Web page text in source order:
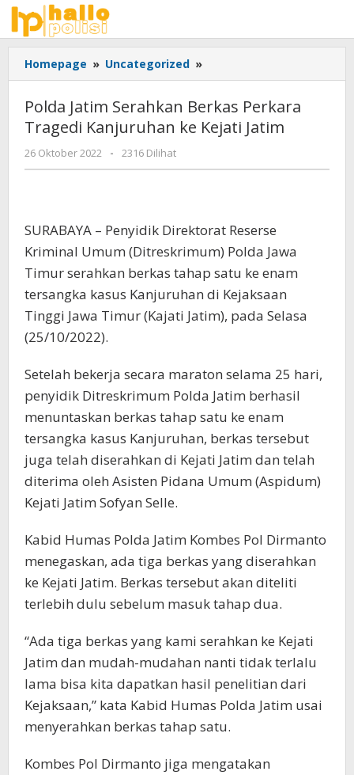
Lewati
konten
Homepage » Uncategorized »
Jatim
Berkas
Perkara
Polda Jatim Serahkan Berkas Perkara
Tragedi Kanjuruhan ke Kejati Jatim
26 Oktober 2022
oleh
Adhis
- 2316 Dilihat
SURABAYA – Penyidik Direktorat Reserse
Kriminal Umum (Ditreskrimum) Polda Jawa
Timur serahkan berkas tahap satu ke enam
tersangka kasus Kanjuruhan di Kejaksaan
Tinggi Jawa Timur (Kajati Jatim), pada Selasa
(25/10/2022).
Setelah bekerja secara maraton selama 25 hari,
penyidik Ditreskrimum Polda Jatim berhasil
menuntaskan berkas tahap satu ke enam
tersangka kasus Kanjuruhan, berkas tersebut
juga telah diserahkan di Kejati Jatim dan telah
diterima oleh Asisten Pidana Umum (Aspidum)
Kejati Jatim Sofyan Selle.
Kabid Humas Polda Jatim Kombes Pol Dirmanto
menegaskan, ada tiga berkas yang diserahkan
ke Kejati Jatim. Berkas tersebut akan diteliti
terlebih dulu sebelum masuk tahap dua.
“Ada tiga berkas yang kami serahkan ke Kejati
Jatim dan mudah-mudahan nanti tidak terlalu
lama bisa kita dapatkan hasil penelitian dari
Kejaksaan,” kata Kabid Humas Polda Jatim usai
menyerahkan berkas tahap satu.
Kombes Pol Dirmanto jiga mengatakan